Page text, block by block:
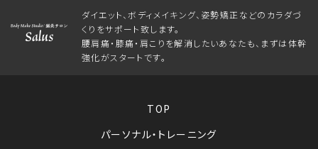
ダイエット、ボディメイキング、姿勢矯正などのカラダづ
くりをサポート致します。
腰肩痛・膝痛・肩こりを解消したいあなたも、まずは体幹
強化がスタートです。
TOP
パーソナル・トレーニング